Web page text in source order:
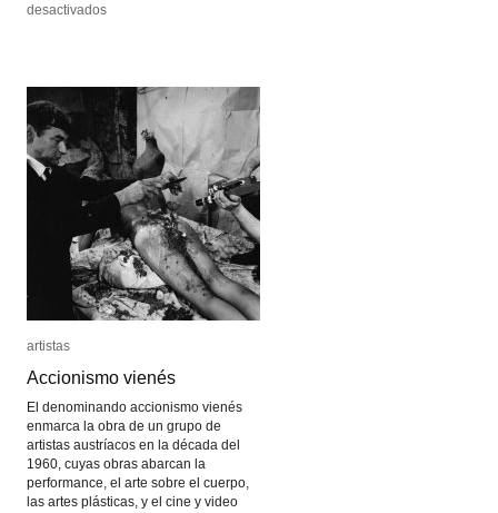
desactivadosen
desactivadosen
artistas
Accionismo vienés
El denominando accionismo vienés
enmarca la obra de un grupo de
artistas austríacos en la década del
1960, cuyas obras abarcan la
performance, el arte sobre el cuerpo,
las artes plásticas, y el cine y video
artistas
Accionismo vienés